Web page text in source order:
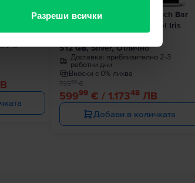
Разреши всички
M1 8
2-3
Apple MacBook Pro 13″ Touch Bar
2019, i7 2.8 GHz, 8 GB, Intel Iris
512 GB, Silver, Отлично
Доставка: приблизително 2-3
работни дни
Вноски с 0% лихва
59999 € / 1.17348 ЛВ
73599€
Добави в количката